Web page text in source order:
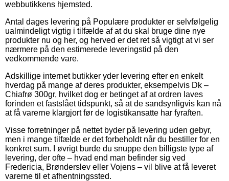
webbutikkens hjemsted.
Antal dages levering på Populære produkter er selvfølgelig
ualmindeligt vigtig i tilfælde af at du skal bruge dine nye
produkter nu og her, og herved er det ret så vigtigt at vi ser
nærmere på den estimerede leveringstid på den
vedkommende vare.
Adskillige internet butikker yder levering efter en enkelt
hverdag på mange af deres produkter, eksempelvis Dk –
Chiafrø 300gr, hvilket dog er betinget af at ordren laves
forinden et fastslået tidspunkt, så at de sandsynligvis kan nå
at få varerne klargjort før de logistikansatte har fyraften.
Visse forretninger på nettet byder på levering uden gebyr,
men i mange tilfælde er det forbeholdt når du bestiller for en
konkret sum. I øvrigt burde du snuppe den billigste type af
levering, der ofte – hvad end man befinder sig ved
Fredericia, Brønderslev eller Vojens – vil blive at få leveret
varerne til et afhentningssted.